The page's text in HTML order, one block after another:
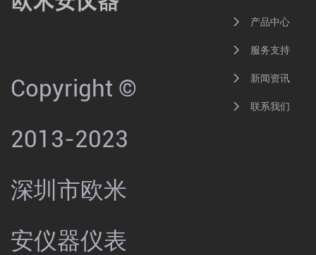
Copyright ©
2013-2023
深圳市欧米
安仪器仪表
产品中心
服务支持
新闻资讯
联系我们